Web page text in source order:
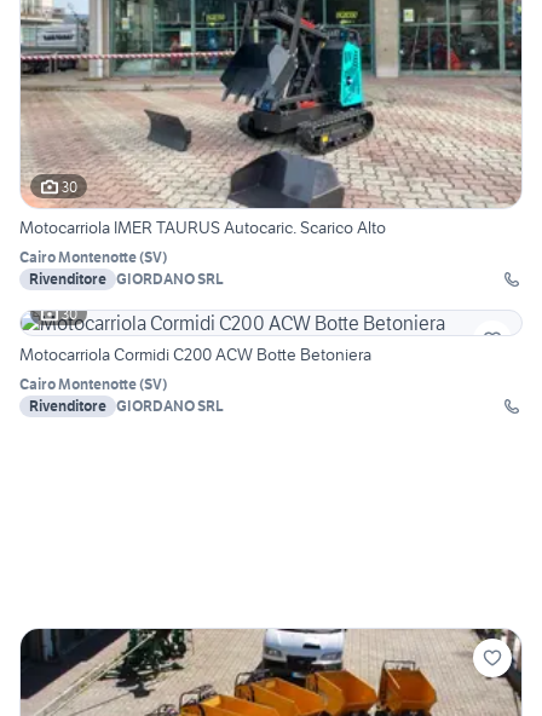
30
Motocarriola IMER TAURUS Autocaric. Scarico Alto
Cairo Montenotte(SV)
Rivenditore GIORDANO SRL
30
Motocarriola Cormidi C200 ACW Botte Betoniera
Cairo Montenotte(SV)
Rivenditore GIORDANO SRL